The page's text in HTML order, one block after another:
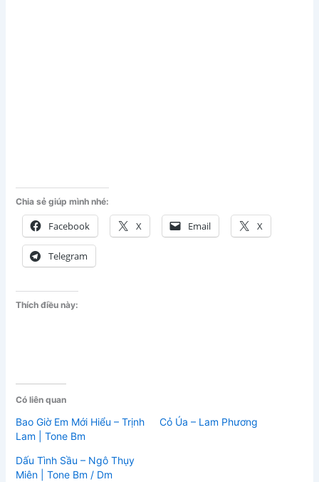
Chia sẻ giúp mình nhé:
Facebook X Email X
Telegram
Thích điều này:
Có liên quan
Bao Giờ Em Mới Hiểu – Trịnh
Lam | Tone Bm
Cỏ Úa – Lam Phương
Dấu Tình Sầu – Ngô Thụy
Miên | Tone Bm / Dm